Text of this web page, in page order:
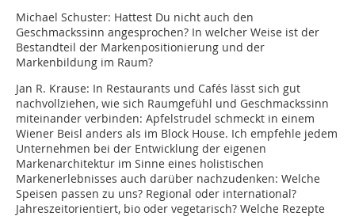
Michael Schuster: Hattest Du nicht auch den
Geschmackssinn angesprochen? In welcher Weise ist der
Bestandteil der Markenpositionierung und der
Markenbildung im Raum?
Jan R. Krause: In Restaurants und Cafés lässt sich gut
nachvollziehen, wie sich Raumgefühl und Geschmackssinn
miteinander verbinden: Apfelstrudel schmeckt in einem
Wiener Beisl anders als im Block House. Ich empfehle jedem
Unternehmen bei der Entwicklung der eigenen
Markenarchitektur im Sinne eines holistischen
Markenerlebnisses auch darüber nachzudenken: Welche
Speisen passen zu uns? Regional oder international?
Jahreszeitorientiert, bio oder vegetarisch? Welche Rezepte